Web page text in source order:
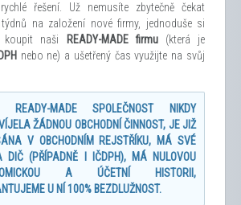
řešení. Už nemusíte zbytečně čekat
na založení nové firmy, jednoduše si
koupit naši
READY-MADE firmu(která je
nebo ne) a ušetřený čas využijte na svůj
READY-MADE SPOLEČNOST NIKDY
ŽÁDNOU OBCHODNÍ ČINNOST, JE JIŽ
V OBCHODNÍM REJSTŘÍKU, MÁ SVÉ
DIČ (PŘÍPADNĚ I IČDPH), MÁ NULOVOU
A ÚČETNÍ HISTORII,
U NÍ 100% BEZDLUŽNOST.